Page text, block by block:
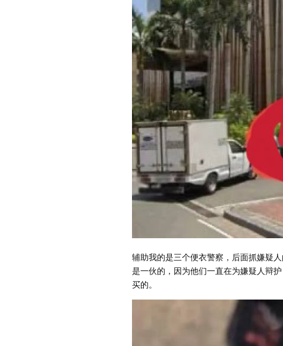
辅助我的是三个便衣警察，后面抓嫌疑
是一伙的，因为他们一直在为嫌疑人辩
买的。